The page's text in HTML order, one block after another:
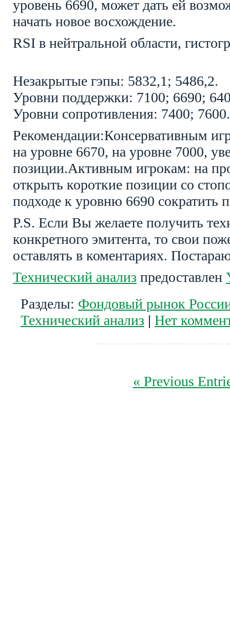
уровень 6690, может дать ей
начать новое восхождение.
RSI в нейтральной области,
Незакрытые гэпы: 5832,1; 5486,2.
Уровни поддержки: 7100; 6690;
Уровни сопротивления: 7400; 7600.
Рекомендации:Консервативным
на уровне 6670, на уровне 7000,
позиции.Активным игрокам: на
открыть короткие позиции со
подходе к уровню 6690 сократить
P.S. Если Вы желаете получить
конкретного эмитента, то свои
оставлять в коментариях.
Технический анализ предоставлен
Разделы: Фондовый рынок
Технический анализ | Нет
« Previous